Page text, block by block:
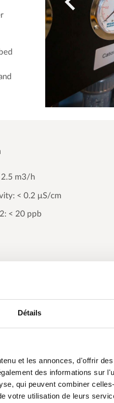
Détails
et les annonces, d'offrir
des informations sur
qui peuvent combiner
votre utilisation de leurs
2.5 m3/h
< 0.2 µS/cm
< 20 ppb